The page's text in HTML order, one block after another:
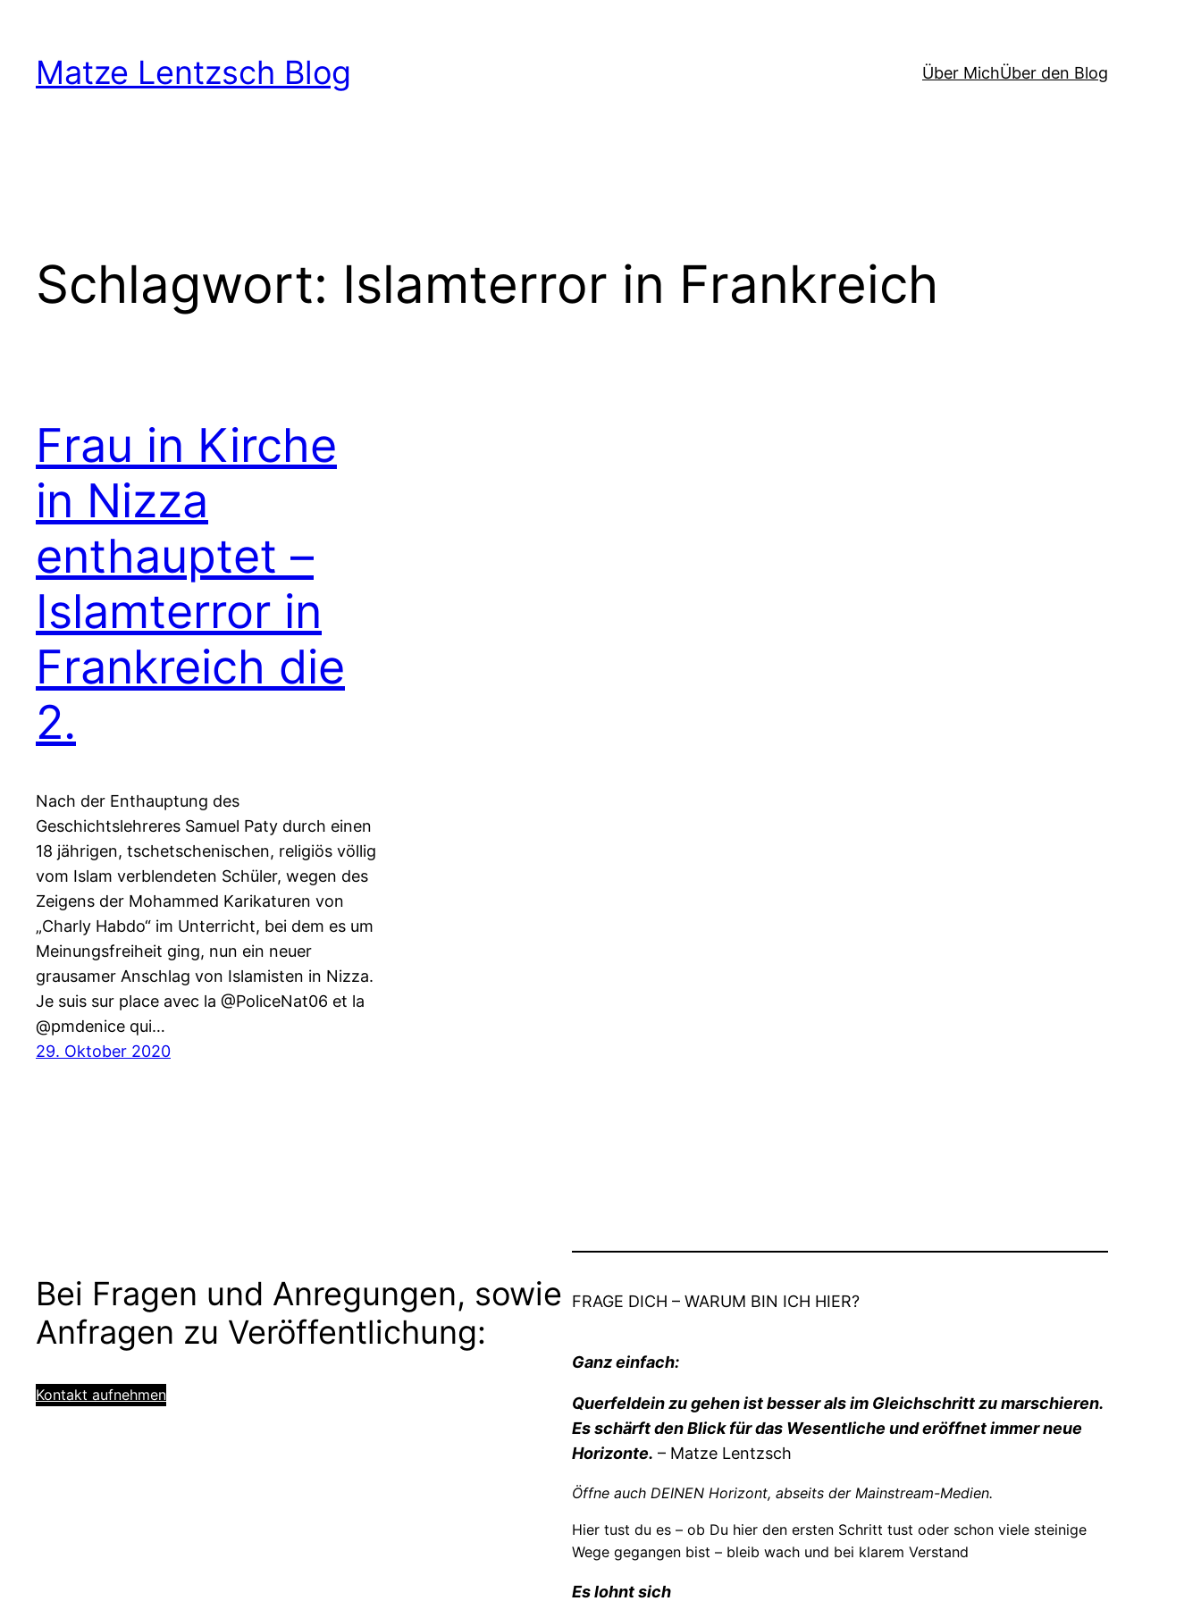
springen
Matze Lentzsch Blog Über MichÜber den Blog
Schlagwort: Islamterror in Frankreich
Frau in Kirche
in Nizza
enthauptet –
Islamterror in
Frankreich die
2.
Nach der Enthauptung des
Geschichtslehreres Samuel Paty durch einen
18 jährigen, tschetschenischen, religiös völlig
vom Islam verblendeten Schüler, wegen des
Zeigens der Mohammed Karikaturen von
„Charly Habdo“ im Unterricht, bei dem es um
Meinungsfreiheit ging, nun ein neuer
grausamer Anschlag von Islamisten in Nizza.
Je suis sur place avec la @PoliceNat06 et la
@pmdenice qui…
29. Oktober 2020
Bei Fragen und Anregungen, sowie
Anfragen zu Veröffentlichung:
Kontakt aufnehmen
FRAGE DICH – WARUM BIN ICH HIER?
Ganz einfach:
Querfeldein zu gehen ist besser als im Gleichschritt zu marschieren.
Es schärft den Blick für das Wesentliche und eröffnet immer neue
Horizonte. – Matze Lentzsch
Öffne auch DEINEN Horizont, abseits der Mainstream-Medien.
Hier tust du es – ob Du hier den ersten Schritt tust oder schon viele steinige
Wege gegangen bist – bleib wach und bei klarem Verstand
Es lohnt sich